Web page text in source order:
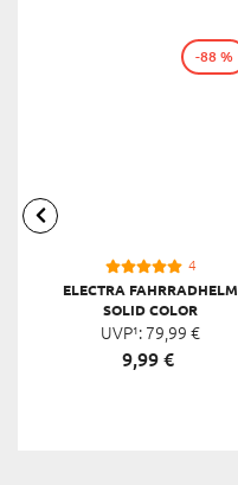
4
ELECTRA FAHRRADHELM
SOLID COLOR
UVP¹: 79,99 €
9,99 €
-88 %